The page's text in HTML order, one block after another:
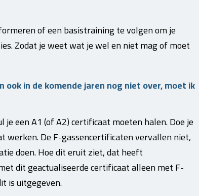
of een basistraining te volgen om je
Zodat je weet wat je wel en niet mag of moet
in de komende jaren nog niet over, moet ik
een A1 (of A2) certificaat moeten halen. Doe je
werken. De F-gassencertificaten vervallen niet,
doen. Hoe dit eruit ziet, dat heeft
dit geactualiseerde certificaat alleen met F-
is uitgegeven.